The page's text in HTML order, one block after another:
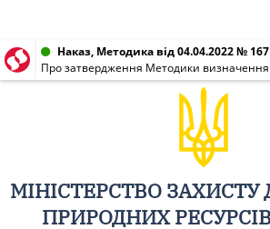
Наказ, Методика від 04.04.2022 № 167